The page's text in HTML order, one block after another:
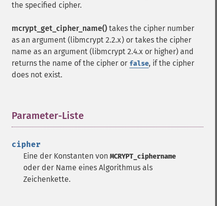
the specified cipher.
mcrypt_get_cipher_name() takes the cipher number
as an argument (libmcrypt 2.2.x) or takes the cipher
name as an argument (libmcrypt 2.4.x or higher) and
returns the name of the cipher or false, if the cipher
does not exist.
Parameter-Liste
cipher
Eine der Konstanten von MCRYPT_ciphername
oder der Name eines Algorithmus als
Zeichenkette.